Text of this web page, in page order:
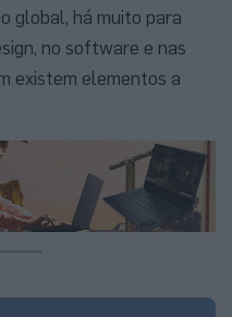
global, há muito para
no software e nas
existem elementos a